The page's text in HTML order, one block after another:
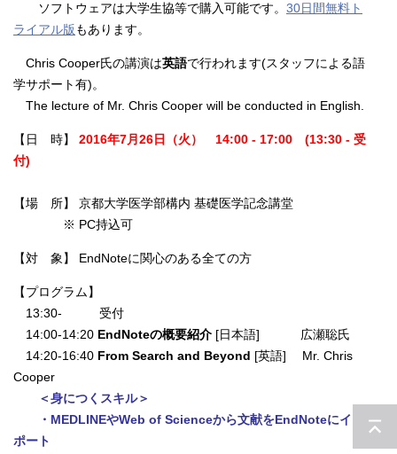
ソフトウェアは大学生協等で購入可能です。 30日間無料ト
ライアル版もあります。
Chris Cooper氏の講演は英語で行われます(スタッフによる語
学サポート有)。
The lecture of Mr. Chris Cooper will be conducted in English.
【日 時】 2016年7月26日（火） 14:00 - 17:00 (13:30 - 受
付)
【場 所】 京都大学医学部構内 基礎医学記念講堂
※ PC持込可
【対 象】 EndNoteに関心のある全ての方
【プログラム】
13:30- 受付
14:00-14:20 EndNoteの概要紹介 [日本語]
広瀬聡氏
14:20-16:40 From Search and Beyond [英語] Mr. Chris
Cooper
＜身につくスキル＞
・MEDLINEやWeb of Scienceから文献をEndNoteにイン
ポート